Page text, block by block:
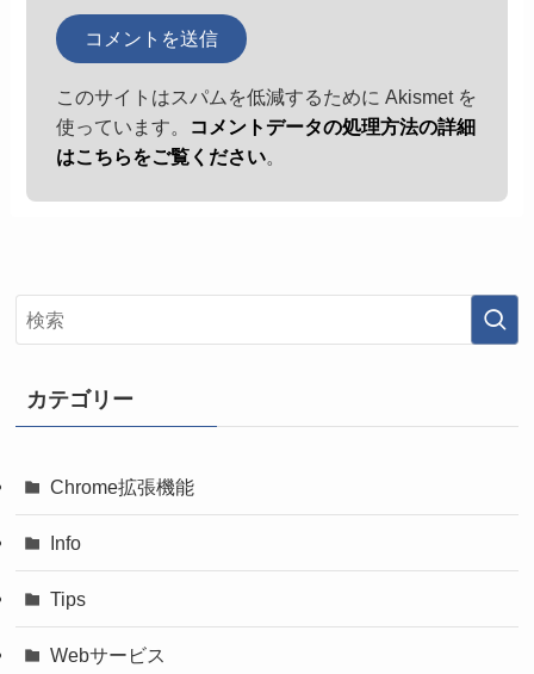
このサイトはスパムを低減するために Akismet を
使っています。
コメントデータの処理方法の詳細
はこちらをご覧ください。
カテゴリー
Chrome拡張機能
Info
Tips
Webサービス